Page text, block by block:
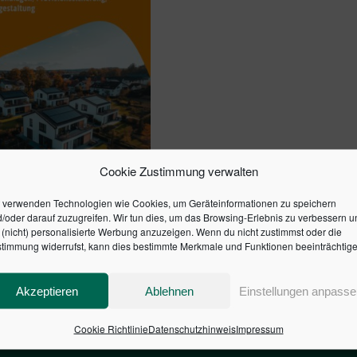
Cookie Zustimmung verwalten
verwenden Technologien wie Cookies, um Geräteinformationen zu speichern
oder darauf zuzugreifen. Wir tun dies, um das Browsing-Erlebnis zu verbessern
personalisierte Werbung anzuzeigen. Wenn du nicht zustimmst oder die
widerrufst, kann dies bestimmte Merkmale und Funktionen
Akzeptieren Ablehnen Einstellungen
Cookie RichtlinieDatenschutzhinweisImpressum
FÜR